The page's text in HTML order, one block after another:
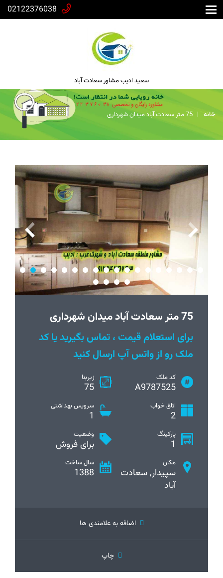
02122376038
سعید ادیب مشاور سعادت آباد
خانه 75 متر سعادت آباد میدان شهرداری
75 متر سعادت آباد میدان شهرداری
برای استعلام قیمت ، تماس بگیرید یا کد
ملک رو از واتس آپ ارسال کنید
کد ملک
A9787525
زیربنا
75
اتاق خواب
2
سرویس بهداشتی
1
پارکینگ
1
وضعیت
برای فروش
مکان
سپیدار, سعادت
آباد
سال ساخت
1388
اضافه به علامندی ها
چاپ